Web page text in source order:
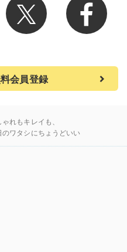
会員登録
ゃれもキレイも、
のワタシにちょうどいい